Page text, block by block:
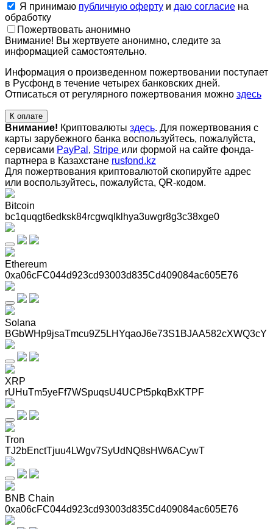
Я принимаю публичную оферту и даю согласие на
обработку
Пожертвовать анонимно
Внимание! Вы жертвуете анонимно, следите за
информацией самостоятельно.
Информация о произведенном пожертвовании поступает
в Русфонд в течение четырех банковских дней.
Отписаться от регулярного пожертвования можно здесь
К оплате
Внимание! Криптовалюты здесь. Для пожертвования с
карты зарубежного банка воспользуйтесь, пожалуйста,
сервисами PayPal , Stripe или формой на сайте фонда-
партнера в Казахстане rusfond.kz
Для пожертвования криптовалютой скопируйте адрес
или воспользуйтесь, пожалуйста, QR-кодом.
Bitcoin
bc1quqgt6edksk84rcgwqlklhya3uwgr8g3c38xge0
Ethereum
0xa06cFC044d923cd93003d835Cd409084ac605E76
Solana
BGbWHp9jsaTmcu9Z5LHYqaoJ6e73S1BJAA582cXWQ3cY
XRP
rUHuTm5yeFf7WSpuqsU4UCPt5pkqBxKTPF
Tron
TJ2bEnctTjuu4LWgv7SyUdNQ8sHW6ACywT
BNB Chain
0xa06cFC044d923cd93003d835Cd409084ac605E76